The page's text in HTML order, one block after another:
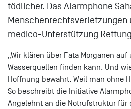
tödlicher. Das Alarmphone
Menschenrechtsverletzungen
medico-Unterstützung
„Wir klären über Fata Morganen
Wasserquellen finden kann. Und
Hoffnung bewahrt. Weil man ohne
So beschreibt die Initiative
Angelehnt an die Notrufstruktur für